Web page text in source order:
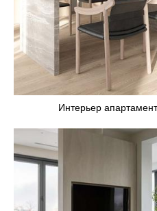
Интерьер